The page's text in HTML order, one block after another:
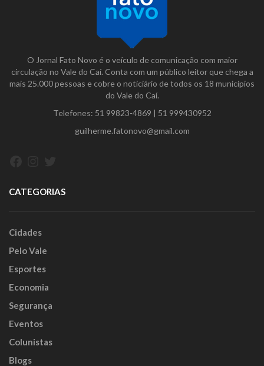
O Jornal Fato Novo é o veículo de comunicação com maior
circulação no Vale do Caí. Conta com um público leitor que chega a
mais 25.000 pessoas e cobre o noticiário de todos os 18 municípios
do Vale do Caí.
Telefones: 51 99823-4869 | 51 999430952
guilherme.fatonovo@gmail.com
CATEGORIAS
Cidades
Pelo Vale
Esportes
Economia
Segurança
Eventos
Colunistas
Blogs